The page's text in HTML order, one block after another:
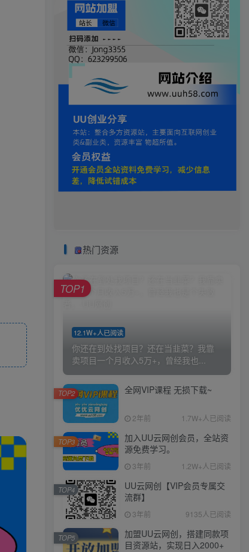
热门资源
12.1W+人已阅读
你还在到处找项目？还在当韭菜？我靠
卖项目一个月收入5万+，曾经我也...
TOP1
全网VIP课程 无损下载~
2年前 1.7W+人已阅读
TOP2
加入UU云网创会员，全站资
源免费学习。
3年前 1.2W+人已阅读
TOP3
UU云网创【VIP会员专属交
流群】
3年前 9135人已阅读
TOP4
加盟UU云网创，搭建同款项
目资源站，实现日入2000+
TOP5